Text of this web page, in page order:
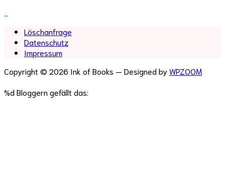
Löschanfrage
Datenschutz
Impressum
Copyright © 2026 Ink of Books — Designed byWPZOOM
%dBloggern gefällt das: